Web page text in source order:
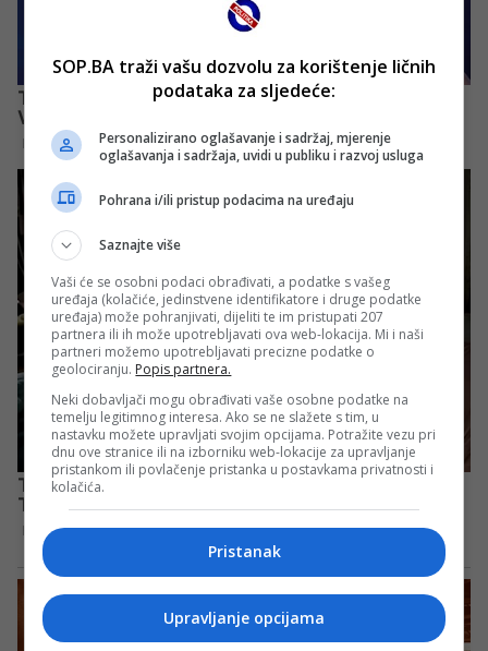
SOP.BA traži vašu dozvolu za korištenje ličnih
podataka za sljedeće:
Personalizirano oglašavanje i sadržaj, mjerenje
oglašavanja i sadržaja, uvidi u publiku i razvoj usluga
Pohrana i/ili pristup podacima na uređaju
Saznajte više
Vaši će se osobni podaci obrađivati, a podatke s vašeg
uređaja (kolačiće, jedinstvene identifikatore i druge podatke
uređaja) može pohranjivati, dijeliti te im pristupati 207
partnera ili ih može upotrebljavati ova web-lokacija. Mi i naši
partneri možemo upotrebljavati precizne podatke o
geolociranju. Popis partnera.
Neki dobavljači mogu obrađivati vaše osobne podatke na
temelju legitimnog interesa. Ako se ne slažete s tim, u
nastavku možete upravljati svojim opcijama. Potražite vezu pri
dnu ove stranice ili na izborniku web-lokacije za upravljanje
pristankom ili povlačenje pristanka u postavkama privatnosti i
kolačića.
Pristanak
Upravljanje opcijama